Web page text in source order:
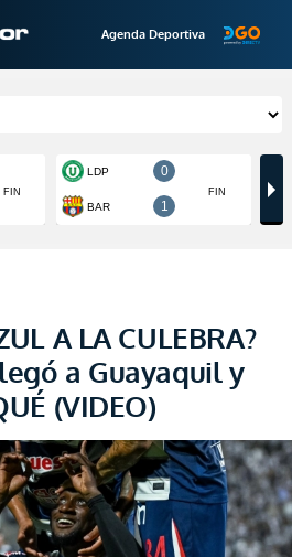
Agenda Deportiva
A LA CULEBRA?
a Guayaquil y
(VIDEO)